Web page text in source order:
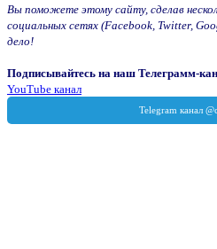
Вы поможете этому сайту, сделав
социальных сетях (Facebook, Twitter,
дело!
Подписывайтесь на наш Телеграмм-
YouTube канал